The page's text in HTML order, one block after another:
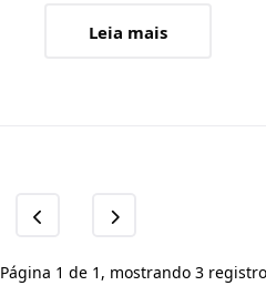
Leia mais
Página 1 de 1, mostrando 3